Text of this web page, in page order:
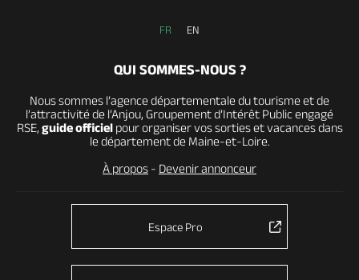
FR EN
QUI SOMMES-NOUS ?
Nous sommes l’agence départementale du tourisme et de
l’attractivité de l’Anjou, Groupement d’Intérêt Public engagé
RSE, guide officielpour organiser vos sorties et vacances dans
le département de Maine-et-Loire.
À propos - Devenir annonceur
Espace Pro